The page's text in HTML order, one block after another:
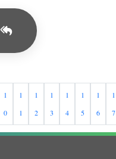
1
0
1
1
1
2
1
3
1
4
1
5
1
6
1
7